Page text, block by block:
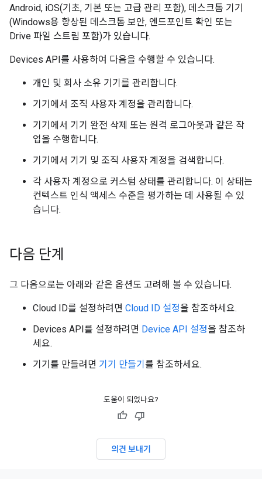
Android, iOS(기초, 기본 또는 고급 관리 포함), 데스크톱 기기
(Windows용 향상된 데스크톱 보안, 엔드포인트 확인 또는
Drive 파일 스트림 포함)가 있습니다.
Devices API를 사용하여 다음을 수행할 수 있습니다.
개인 및 회사 소유 기기를 관리합니다.
기기에서 조직 사용자 계정을 관리합니다.
기기에서 기기 완전 삭제 또는 원격 로그아웃과 같은 작
업을 수행합니다.
기기에서 기기 및 조직 사용자 계정을 검색합니다.
각 사용자 계정으로 커스텀 상태를 관리합니다. 이 상태는
컨텍스트 인식 액세스 수준을 평가하는 데 사용될 수 있
습니다.
다음 단계
그 다음으로는 아래와 같은 옵션도 고려해 볼 수 있습니다.
Cloud ID를 설정하려면 Cloud ID 설정을 참조하세요.
Devices API를 설정하려면 Device API 설정을 참조하
세요.
기기를 만들려면 기기 만들기 를 참조하세요.
도움이 되었나요?
의견 보내기